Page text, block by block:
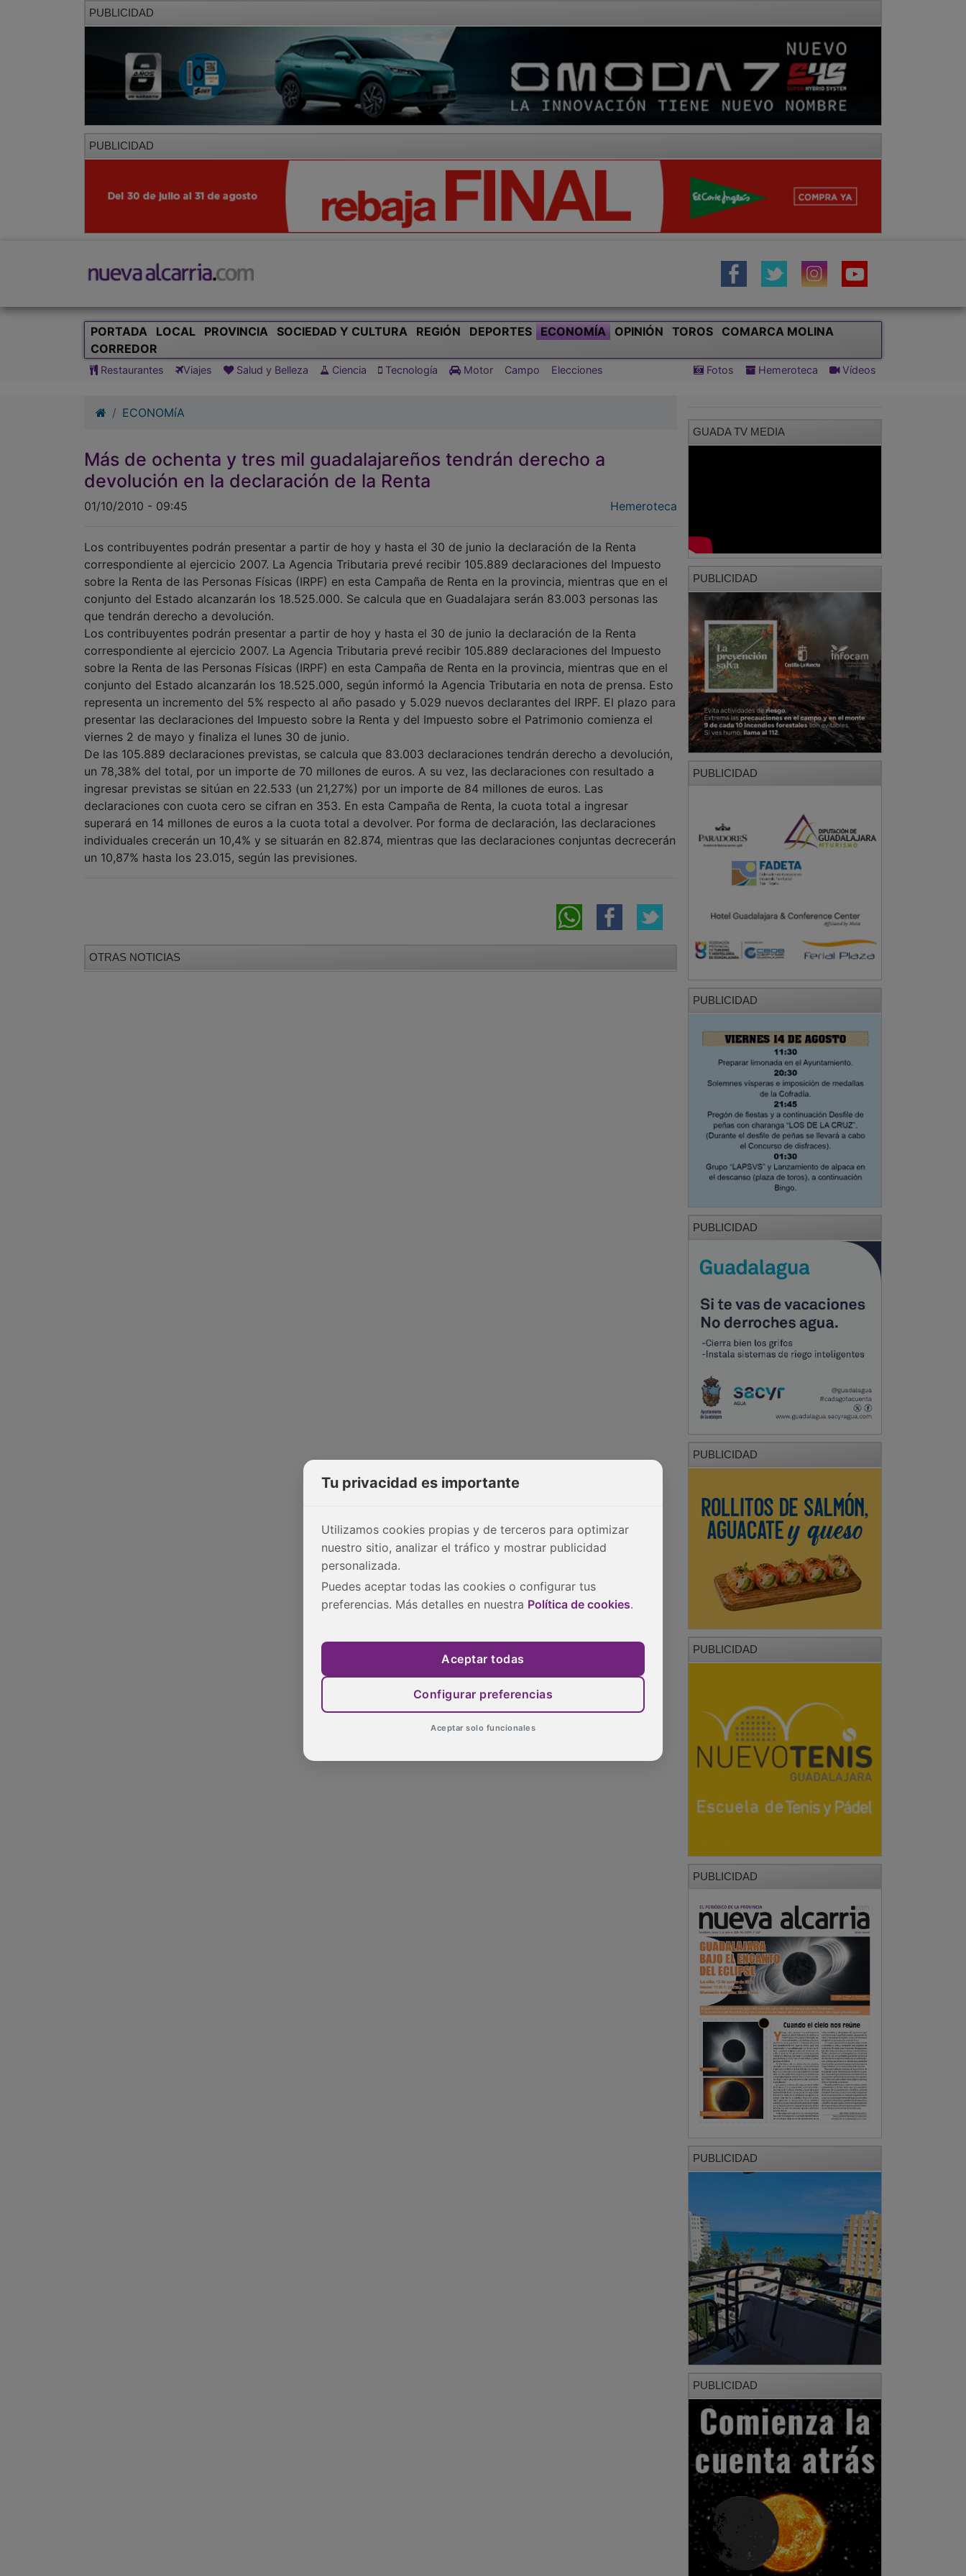
PUBLICIDAD
PUBLICIDAD
PORTADA LOCAL PROVINCIA SOCIEDAD Y CULTURA REGIÓN DEPORTES ECONOMÍA OPINIÓN TOROS
COMARCA MOLINA
CORREDOR
Restaurantes Viajes Salud y Belleza Ciencia Tecnología Motor Campo Elecciones Fotos Hemeroteca Vídeos
ECONOMíA
Más de ochenta y tres mil guadalajareños tendrán derecho a
devolución en la declaración de la Renta
01/10/2010 - 09:45 Hemeroteca
Los contribuyentes podrán presentar a partir de hoy y hasta el 30 de junio la declaración de la Renta
correspondiente al ejercicio 2007. La Agencia Tributaria prevé recibir 105.889 declaraciones del Impuesto
sobre la Renta de las Personas Físicas (IRPF) en esta Campaña de Renta en la provincia, mientras que en el
conjunto del Estado alcanzarán los 18.525.000. Se calcula que en Guadalajara serán 83.003 personas las
que tendrán derecho a devolución.
Los contribuyentes podrán presentar a partir de hoy y hasta el 30 de junio la declaración de la Renta
correspondiente al ejercicio 2007. La Agencia Tributaria prevé recibir 105.889 declaraciones del Impuesto
sobre la Renta de las Personas Físicas (IRPF) en esta Campaña de Renta en la provincia, mientras que en el
conjunto del Estado alcanzarán los 18.525.000, según informó la Agencia Tributaria en nota de prensa. Esto
representa un incremento del 5% respecto al año pasado y 5.029 nuevos declarantes del IRPF. El plazo para
presentar las declaraciones del Impuesto sobre la Renta y del Impuesto sobre el Patrimonio comienza el
viernes 2 de mayo y finaliza el lunes 30 de junio.
De las 105.889 declaraciones previstas, se calcula que 83.003 declaraciones tendrán derecho a devolución,
un 78,38% del total, por un importe de 70 millones de euros. A su vez, las declaraciones con resultado a
ingresar previstas se sitúan en 22.533 (un 21,27%) por un importe de 84 millones de euros. Las
declaraciones con cuota cero se cifran en 353. En esta Campaña de Renta, la cuota total a ingresar
superará en 14 millones de euros a la cuota total a devolver. Por forma de declaración, las declaraciones
individuales crecerán un 10,4% y se situarán en 82.874, mientras que las declaraciones conjuntas decrecerán
un 10,87% hasta los 23.015, según las previsiones.
OTRAS NOTICIAS
GUADA TV MEDIA
PUBLICIDAD
PUBLICIDAD
PUBLICIDAD
PUBLICIDAD
PUBLICIDAD
PUBLICIDAD
PUBLICIDAD
PUBLICIDAD
PUBLICIDAD
Tu privacidad es importante
Utilizamos cookies propias y de terceros para optimizar
nuestro sitio, analizar el tráfico y mostrar publicidad
personalizada.
Puedes aceptar todas las cookies o configurar tus
preferencias. Más detalles en nuestra Política de cookies.
Aceptar todas
Configurar preferencias
Aceptar solo funcionales